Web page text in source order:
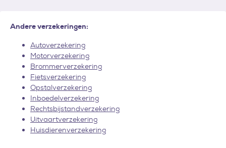
Andere verzekeringen:
Autoverzekering
Motorverzekering
Brommerverzekering
Fietsverzekering
Opstalverzekering
Inboedelverzekering
Rechtsbijstandverzekering
Uitvaartverzekering
Huisdierenverzekering